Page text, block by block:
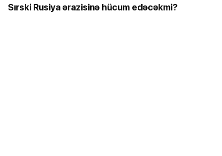
Sırski Rusiya ərazisinə hücum edəcəkmi?